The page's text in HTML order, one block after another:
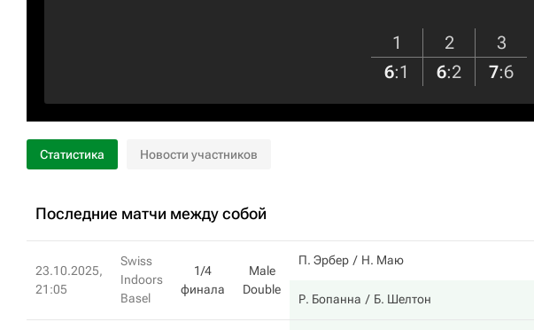
1 2
3
6:1 6:2 7:6
Статистика Новости участников
Последние матчи между собой
23.10.2025,
21:05
Swiss
Indoors
Basel
1/4
финала
Male
Double
П. Эрбер Н. Маю
Р. Бопанна Б. Шелтон